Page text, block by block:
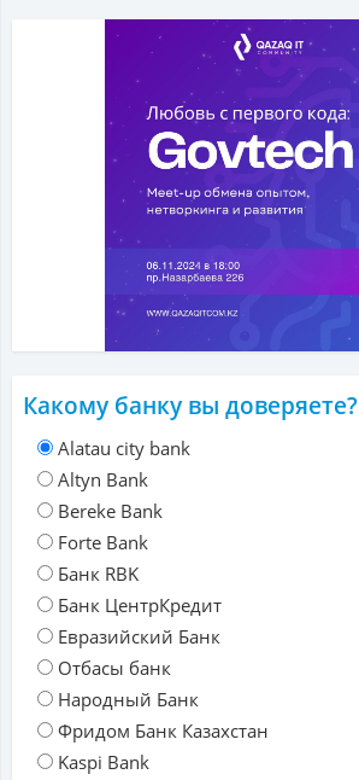
Какому банку вы доверяете?
Alatau city bank
Altyn Bank
Bereke Bank
Forte Bank
Банк RBK
Банк ЦентрКредит
Евразийский Банк
Отбасы банк
Народный Банк
Фридом Банк Казахстан
Kaspi Bank